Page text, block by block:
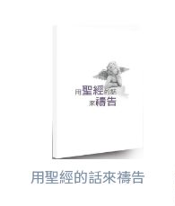
用聖經的話來禱告